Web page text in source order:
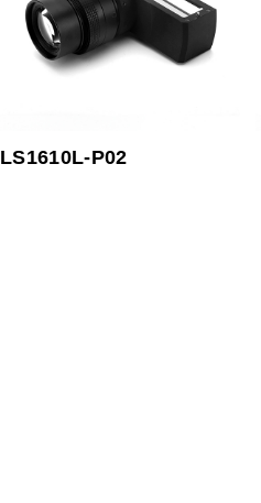
LS1610L-P02